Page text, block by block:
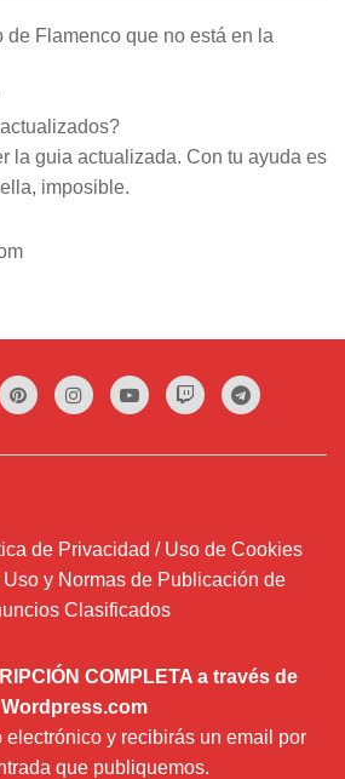
Flamenco que no está en la
la guia actualizada. Con tu ayuda es
imposible.
de Privacidad / Uso de Cookies
y Normas de Publicación de
Clasificados
COMPLETA a través de
Wordpress.com
electrónico y recibirás un email por
que publiquemos.